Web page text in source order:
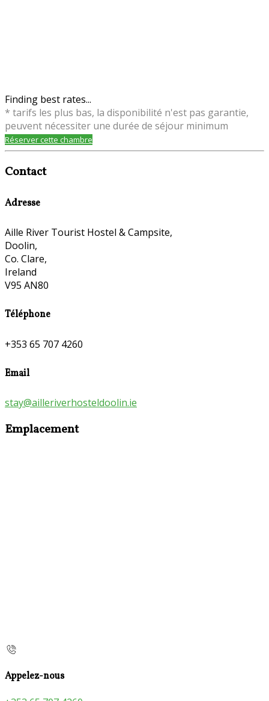
Finding best rates...
* tarifs les plus bas, la disponibilité n'est pas garantie,
peuvent nécessiter une durée de séjour minimum
Réserver cette chambre
Contact
Adresse
Aille River Tourist Hostel & Campsite,
Doolin,
Co. Clare,
Ireland
V95 AN80
Téléphone
+353 65 707 4260
Email
stay@ailleriverhosteldoolin.ie
Emplacement
Appelez-nous